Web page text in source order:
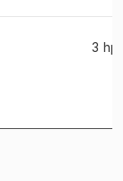
3 hp